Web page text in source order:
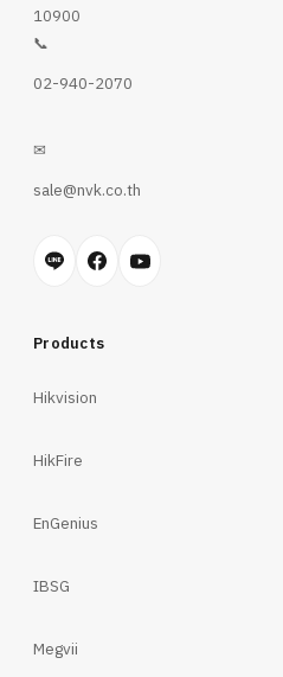
10900
📞
02-940-2070
✉
sale@nvk.co.th
Products
Hikvision
HikFire
EnGenius
IBSG
Megvii